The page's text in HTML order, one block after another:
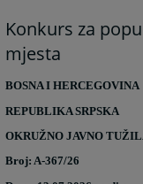
Konkurs za
mjesta
BOSNA I HERCEGOVINA
REPUBLIKA SRPSKA
OKRUŽNO JAVNO
Broj: A-367/26